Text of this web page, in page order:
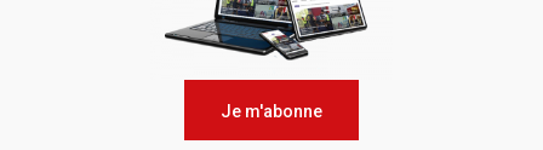
Je m'abonne